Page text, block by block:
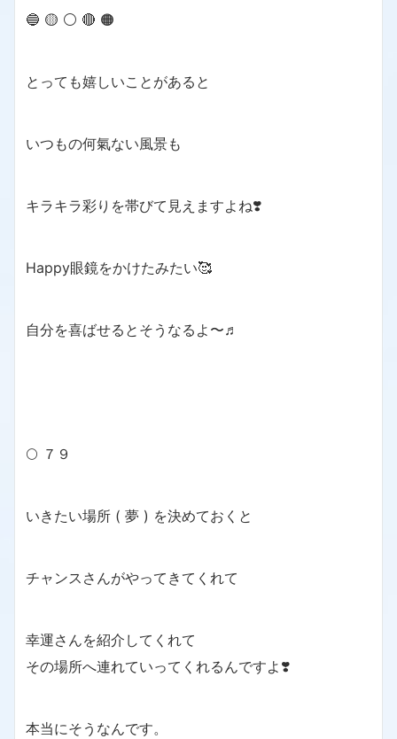
🔵 🟡 ⚪️ 🔴 🟠
とっても嬉しいことがあると
いつもの何氣ない風景も
キラキラ彩りを帯びて見えますよね❣️
Happy眼鏡をかけたみたい🥰
自分を喜ばせるとそうなるよ〜♬
🌕 ７９
いきたい場所 ( 夢 ) を決めておくと
チャンスさんがやってきてくれて
幸運さんを紹介してくれて
その場所へ連れていってくれるんですよ❣️
本当にそうなんです。